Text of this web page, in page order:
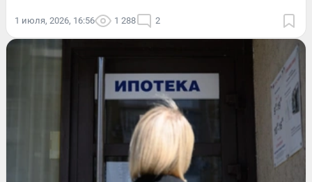
1 июля, 2026, 16:56 1 288 2